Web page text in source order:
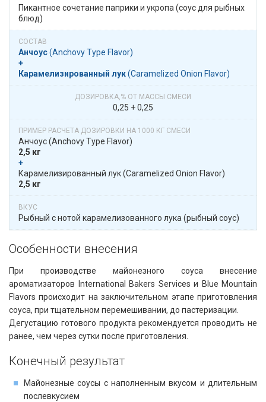
Пикантное сочетание паприки и укропа (соус для рыбных
блюд)
Анчоус​​ (Anchovy Type Flavor)
+
Карамелизированный лук​​ (Caramelized Onion Flavor)
0,25 + 0,25
Анчоус​​ (Anchovy Type Flavor)
2,5 кг
+
​​ Карамелизированный лук​​ (Caramelized Onion Flavor)
2,5 кг
Рыбный с нотой карамелизованного лука (рыбный соус)
Особенности внесения​​
При производстве майонезного соуса внесение
ароматизаторов International Bakers Services и Blue Mountain
Flavors происходит на заключительном этапе приготовления
соуса, при тщательном перемешивании, до пастеризации.
Дегустацию готового продукта рекомендуется проводить не
ранее, чем через сутки после приготовления.
Конечный результат
Майонезные соусы с наполненным вкусом и длительным
послевкусием